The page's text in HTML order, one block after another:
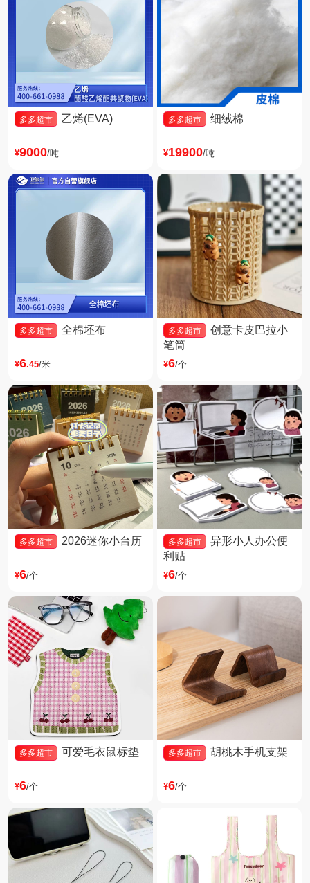
多多超市 乙烯(EVA)
¥9000/吨
多多超市 细绒棉
¥19900/吨
多多超市 全棉坯布
¥6.45/米
多多超市
创意卡皮巴拉小
笔筒
¥6/个
多多超市 2026迷你小台历
¥6/个
多多超市
异形小人办公便
利贴
¥6/个
多多超市 可爱毛衣鼠标垫
¥6/个
多多超市 胡桃木手机支架
¥6/个